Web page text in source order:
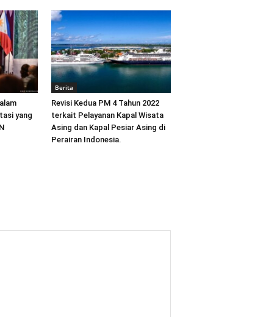
yang
Berita
Revisi Kedua PM 4 Tahun 2022
terkait Pelayanan Kapal Wisata
Asing dan Kapal Pesiar Asing di
Perairan Indonesia.